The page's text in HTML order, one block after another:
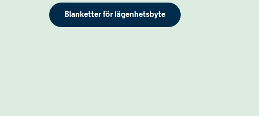
Blanketter för lägenhetsbyte